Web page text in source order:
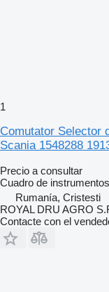
1
Comutator Selector
Scania 1548288
Precio a consultar
Cuadro de instrumentos
Rumanía, Cristesti
ROYAL DRU AGRO
Contacte con el